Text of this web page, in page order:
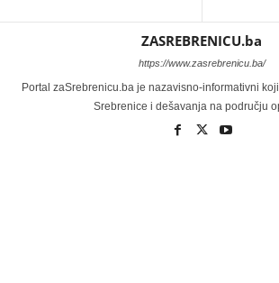
ZASREBRENICU.ba
https://www.zasrebrenicu.ba/
Portal zaSrebrenicu.ba je nazavisno-informativni
Srebrenice i dešavanja na području